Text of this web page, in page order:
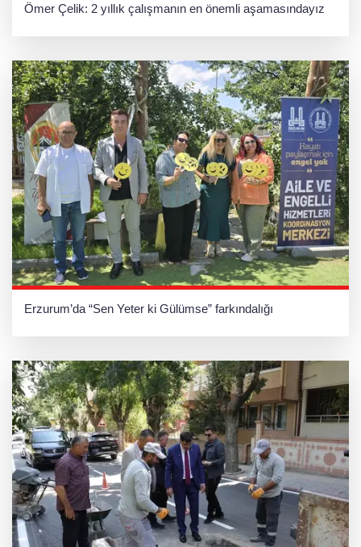
Ömer Çelik: 2 yıllık çalışmanın en önemli aşamasındayız
Erzurum’da “Sen Yeter ki Gülümse” farkındalığı